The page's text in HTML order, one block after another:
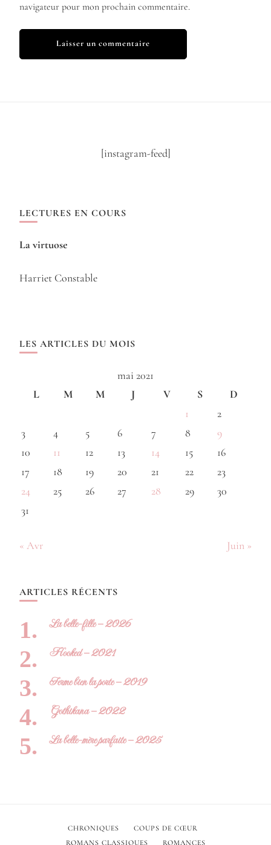
navigateur pour mon prochain commentaire.
[instagram-feed]
LECTURES EN COURS
La virtuose
Harriet Constable
LES ARTICLES DU MOIS
mai 2021
L
M M J V S
D
1
2
3
4 5 6 7 8
9
10
11 12 13 14 15
16
17
18 19 20 21 22
23
24
25 26 27 28 29
30
31
« Avr Juin »
ARTICLES RÉCENTS
La belle-fille – 2026
Hooked – 2021
Ferme bien la porte – 2019
Gothikana – 2022
La belle-mère parfaite – 2025
CHRONIQUES
COUPS DE CŒUR
ROMANS CLASSIQUES
ROMANCES